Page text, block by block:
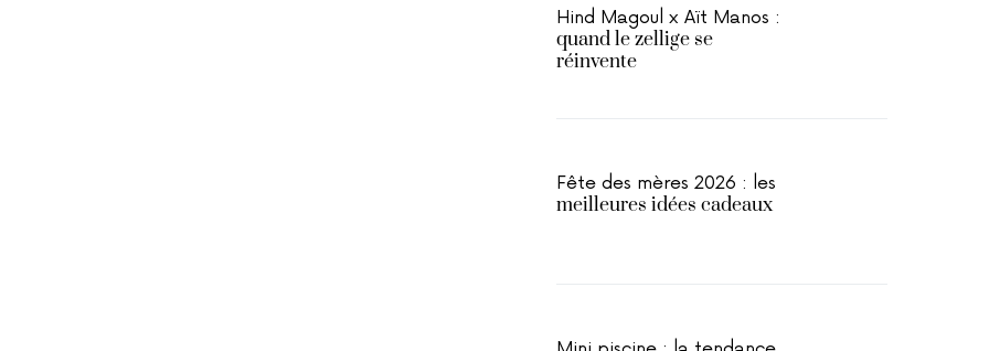
Hind Magoul x Aït Manos :
quand le zellige se
réinvente
Fête des mères 2026 : les
meilleures idées cadeaux